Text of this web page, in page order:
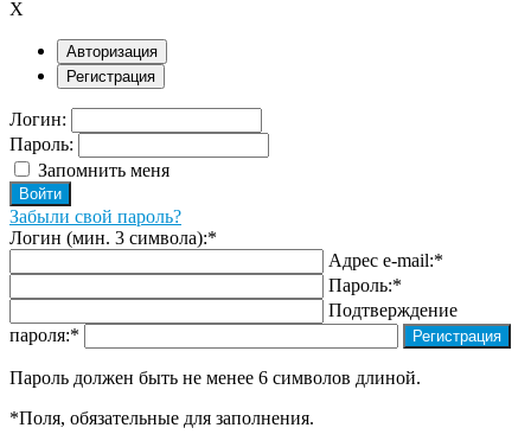
X
Авторизация
Регистрация
Логин:
Пароль:
Запомнить меня
Забыли свой пароль?
Логин (мин. 3 символа):*
Адрес e-mail:*
Пароль:*
Подтверждение
пароля:*
Пароль должен быть не менее 6 символов длиной.
*Поля, обязательные для заполнения.